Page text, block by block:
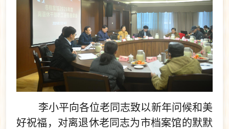
李小平向各位老同志致以新年问候和美
好祝福，对离退休老同志为市档案馆的默默